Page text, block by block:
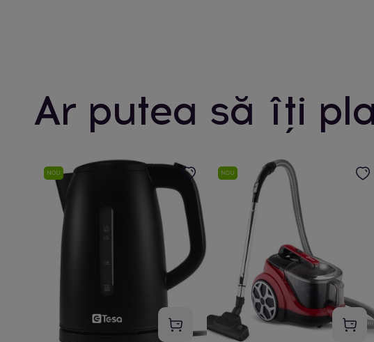
Ar putea să îți
NOU NOU